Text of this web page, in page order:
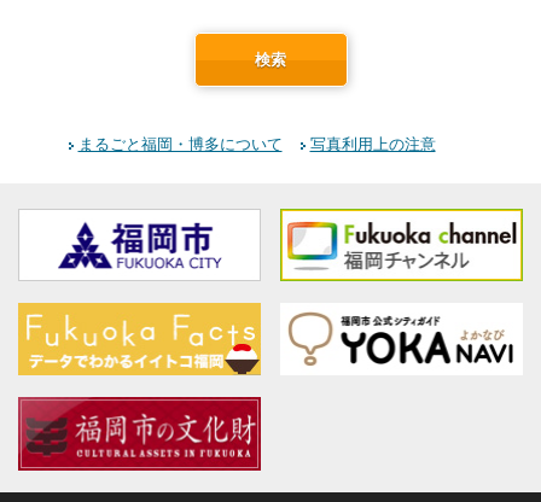
検索
まるごと福岡・博多について 写真利用上の注意